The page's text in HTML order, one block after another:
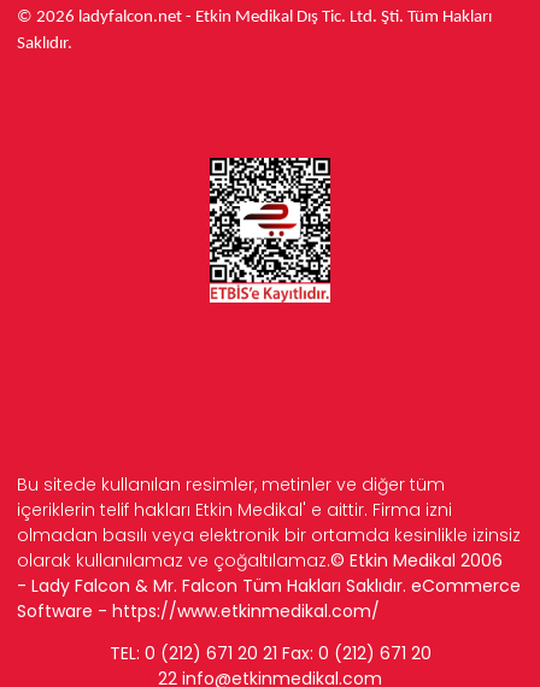
© 2026 ladyfalcon.net - Etkin Medikal Dış Tic. Ltd. Şti. Tüm Hakları
Saklıdır.
Bu sitede kullanılan resimler, metinler ve diğer tüm
içeriklerin telif hakları Etkin Medikal' e aittir. Firma izni
olmadan basılı veya elektronik bir ortamda kesinlikle izinsiz
olarak kullanılamaz ve çoğaltılamaz.© Etkin Medikal 2006
- Lady Falcon & Mr. Falcon Tüm Hakları Saklıdır. eCommerce
Software - https://www.etkinmedikal.com/
TEL: 0 (212) 671 20 21 Fax: 0 (212) 671 20
22 info@etkinmedikal.com